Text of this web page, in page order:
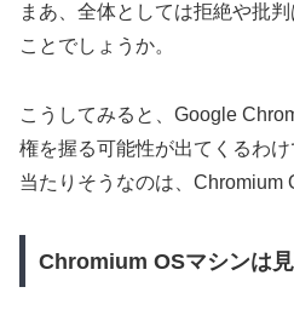
まあ、全体としては拒絶や批
ことでしょうか。
こうしてみると、Google
権を握る可能性が出てくるわ
当たりそうなのは、Chromium
Chromium OSマシンは